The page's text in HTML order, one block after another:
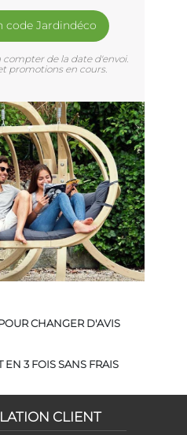
code Jardindéco
compter de la date d'envoi.
promotions en cours.
CHANGER D'AVIS
EN 3 FOIS SANS FRAIS
CLIENT